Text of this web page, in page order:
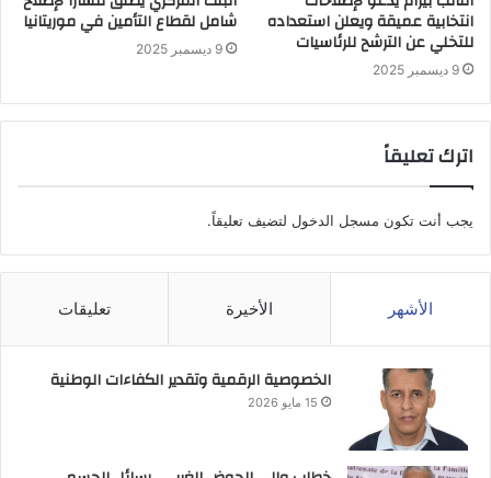
انتخابية عميقة ويعلن استعداده
للتخلي عن الترشح للرئاسيات
9 ديسمبر 2025
شامل لقطاع التأمين في موريتانيا
9 ديسمبر 2025
اترك تعليقاً
يجب أنت تكون مسجل الدخول لتضيف تعليقاً.
الأشهر الأخيرة تعليقات
الخصوصية الرقمية وتقدير الكفاءات الوطنية
15 مايو 2026